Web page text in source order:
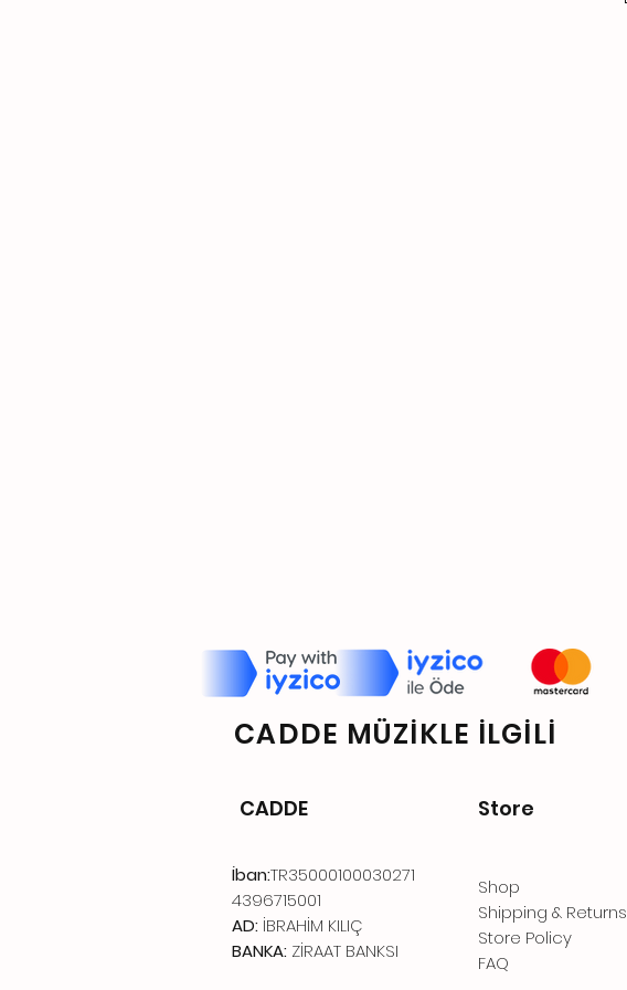
CADDE MÜZİKLE İLGİLİ
CADDE
İban:TR35000100030271
4396715001
AD: İBRAHİM KILIÇ
BANKA: ZİRAAT BANKSI
Store
Shop
Shipping & Returns
Store Policy
FAQ